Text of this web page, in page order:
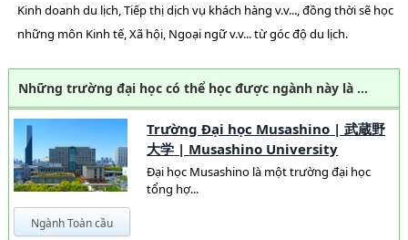
Kinh doanh du lịch, Tiếp thị dịch vụ khách hàng v.v..., đồng thời sẽ học
những môn Kinh tế, Xã hội, Ngoại ngữ v.v... từ góc độ du lịch.
Những trường đại học có thể học được ngành này là …
Trường Đại học Musashino |武蔵野
大学 | Musashino University
Đại học Musashino là một trường đại học
tổng hợ...
Ngành Toàn cầu